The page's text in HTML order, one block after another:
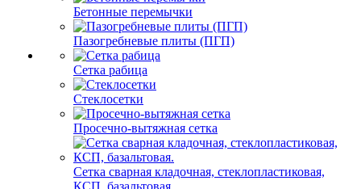
Бетонные перемычки
Пазогребневые плиты (ПГП)
Сетка рабица
Стеклосетки
Просечно-вытяжная сетка
Сетка сварная кладочная, стеклопластиковая,
КСП, базальтовая.